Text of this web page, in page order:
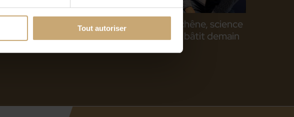
Tout autoriser
Podcast Carnot Inside : chêne, science
et innovation, le bois qui bâtit demain